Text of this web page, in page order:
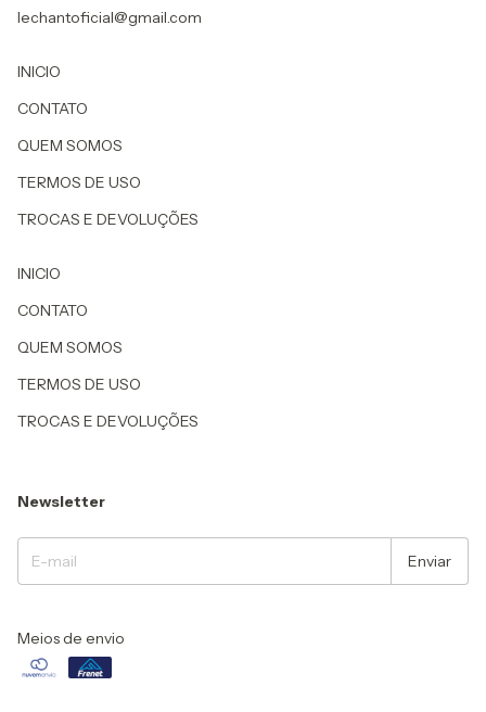
lechantoficial@gmail.com
INICIO
CONTATO
QUEM SOMOS
TERMOS DE USO
TROCAS E DEVOLUÇÕES
INICIO
CONTATO
QUEM SOMOS
TERMOS DE USO
TROCAS E DEVOLUÇÕES
Newsletter
Meios de envio